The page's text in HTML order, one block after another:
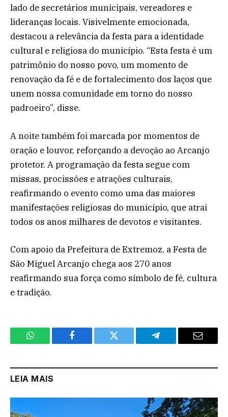
lado de secretários municipais, vereadores e
lideranças locais. Visivelmente emocionada,
destacou a relevância da festa para a identidade
cultural e religiosa do município. “Esta festa é um
patrimônio do nosso povo, um momento de
renovação da fé e de fortalecimento dos laços que
unem nossa comunidade em torno do nosso
padroeiro”, disse.
A noite também foi marcada por momentos de
oração e louvor, reforçando a devoção ao Arcanjo
protetor. A programação da festa segue com
missas, procissões e atrações culturais,
reafirmando o evento como uma das maiores
manifestações religiosas do município, que atrai
todos os anos milhares de devotos e visitantes.
Com apoio da Prefeitura de Extremoz, a Festa de
São Miguel Arcanjo chega aos 270 anos
reafirmando sua força como símbolo de fé, cultura
e tradição.
WhatsApp Facebook Twitter Telegram Email
LEIA MAIS